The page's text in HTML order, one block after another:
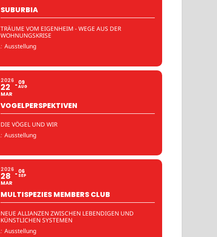
SUBURBIA
TRÄUME VOM EIGENHEIM - WEGE AUS DER
WOHNUNGSKRISE
: Ausstellung
2026
22
MAR
09
AUG
VOGELPERSPEKTIVEN
DIE VÖGEL UND WIR
: Ausstellung
2026
28
MAR
06
SEP
MULTISPEZIES MEMBERS CLUB
NEUE ALLIANZEN ZWISCHEN LEBENDIGEN UND
KÜNSTLICHEN SYSTEMEN
: Ausstellung